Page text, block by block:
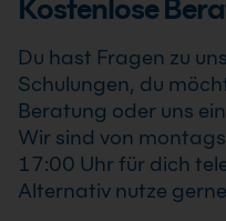
Schwerpunkte passen
Kostenlose
Du hast Fragen zu
Schulungen, du
Beratung oder uns
Wir sind von
17:00 Uhr für dich
Alternativ nutze